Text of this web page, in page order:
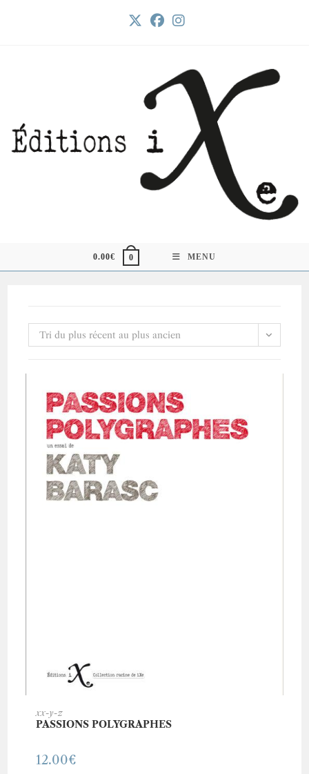
0.00€ 0 MENU
Tri du plus récent au plus ancien
xx-y-z
PASSIONS POLYGRAPHES
12.00€